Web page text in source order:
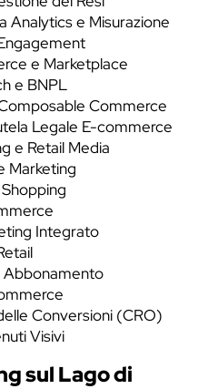
Analytics e Misurazione
e Marketplace
e BNPL
Commerce
Legale E-commerce
e Retail Media
Marketing
Integrato
Abbonamento
Conversioni (CRO)
Visivi
sul Lago di